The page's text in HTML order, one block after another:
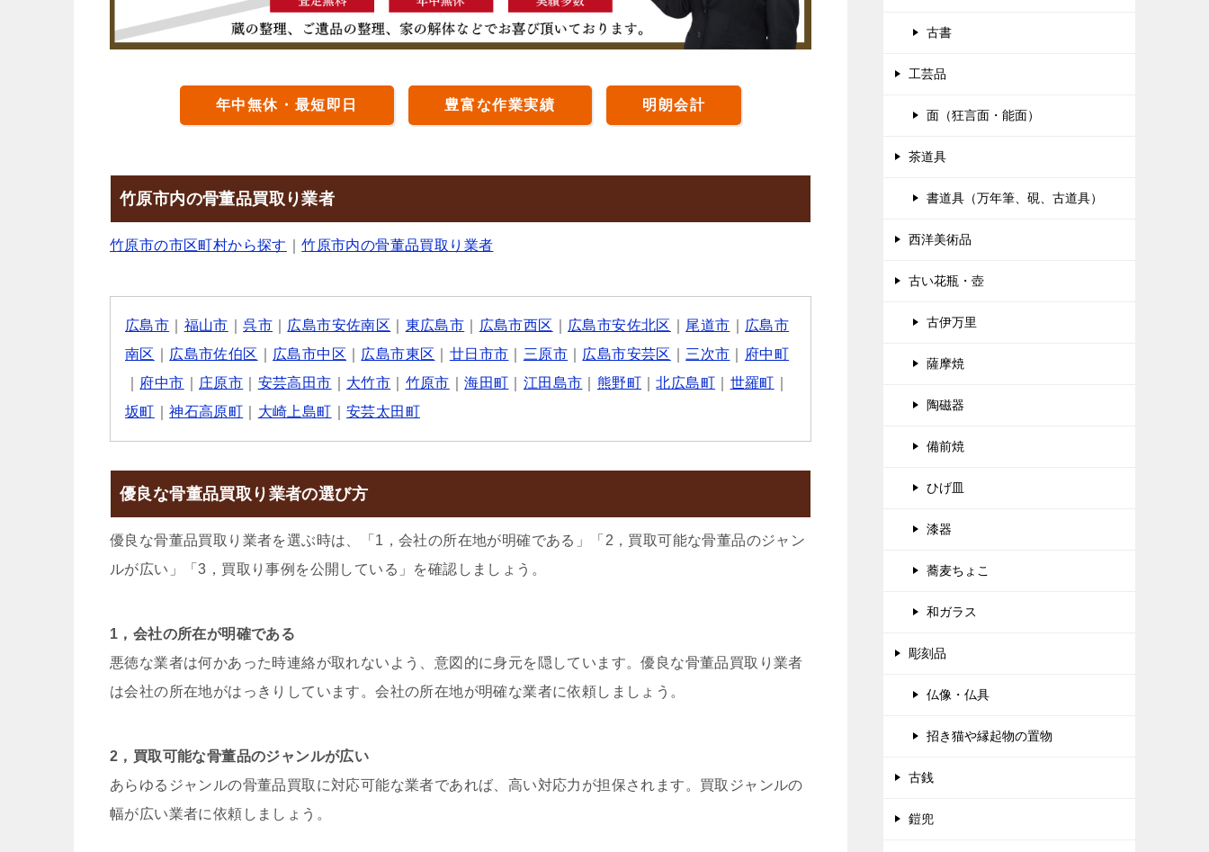
年中無休・最短即日 豊富な作業実績 明朗会計
竹原市内の骨董品買取り業者
竹原市の市区町村から探す ｜竹原市内の骨董品買取り業者
広島市 福山市 ｜呉市 広島市安佐南区 東広島市 広島市西区 広島市安佐北区 尾道市
広島市
南区
広島市佐伯区 広島市中区 広島市東区 廿日市市 三原市 広島市安芸区 三次市
府中町
府中市 庄原市 安芸高田市 大竹市 竹原市 ｜海田町 江田島市 熊野町 ｜北広島町 世羅町
坂町 ｜神石高原町 大崎上島町 ｜安芸太田町
優良な骨董品買取り業者の選び方
優良な骨董品買取り業者を選ぶ時は、「1，会社の所在地が明確である」「2，買取可能な骨董品のジャン
ルが広い」「3，買取り事例を公開している」を確認しましょう。
1，会社の所在が明確である
悪徳な業者は何かあった時連絡が取れないよう、意図的に身元を隠しています。優良な骨董品買取り業者
は会社の所在地がはっきりしています。会社の所在地が明確な業者に依頼しましょう。
2，買取可能な骨董品のジャンルが広い
あらゆるジャンルの骨董品買取に対応可能な業者であれば、高い対応力が担保されます。買取ジャンルの
幅が広い業者に依頼しましょう。
古書
工芸品
面（狂言面・能面）
茶道具
書道具（万年筆、硯、古道具）
西洋美術品
古い花瓶・壺
古伊万里
薩摩焼
陶磁器
備前焼
ひげ皿
漆器
蕎麦ちょこ
和ガラス
彫刻品
仏像・仏具
招き猫や縁起物の置物
古銭
鎧兜